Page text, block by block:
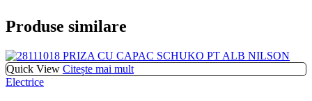
Produse similare
Quick View Citește mai mult
Electrice